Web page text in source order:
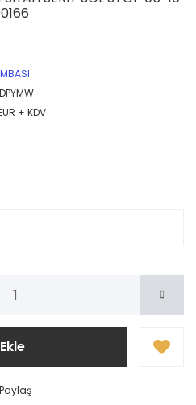
+ KDV
Paylaş